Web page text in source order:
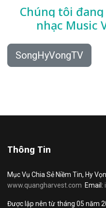
Chúng tôi
nhạc Music
SongHyVongTV
Thông Tin
Mục Vụ Chia Sẻ Niềm Tin, Hy
www.quangharvest.com Email:
Được lập nên từ tháng 05 năm